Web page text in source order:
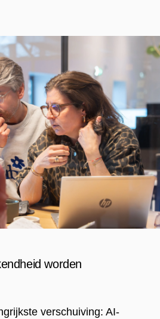
worden
verschuiving: AI-